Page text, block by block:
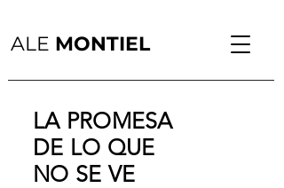
ALE MONTIEL
LA PROMESA
DE LO QUE
NO SE VE